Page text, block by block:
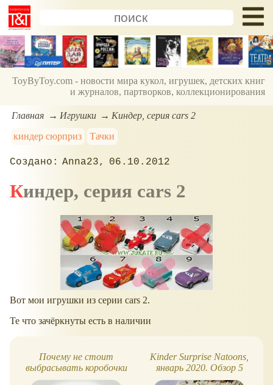
ToyByToy.com - новости мира кукол, игрушек, детских книг
и журналов, партворков, коллекционирования
Главная Игрушки
Киндер, серия cars 2
киндер сюрприз
Тачки
Anna23 06.10.2012
Киндер, серия cars 2
Вот мои игрушки из серии cars 2.
Те что зачёркнуты есть в наличии
Почему не стоит
выбрасывать коробочки
из-под киндер-сюрприза?
Kinder Surprise Natoons,
январь 2020. Обзор 5
игрушек